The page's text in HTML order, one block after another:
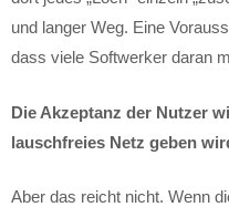
und langer Weg. Eine
dass viele Softwerker daran
Die Akzeptanz der Nutzer
lauschfreies Netz geben
Aber das reicht nicht. Wenn